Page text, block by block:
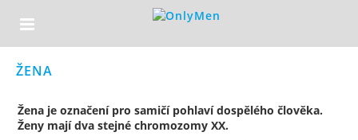
ŽENA
Žena je označení pro samičí pohlaví dospělého člověka.
Ženy mají dva stejné chromozomy XX.